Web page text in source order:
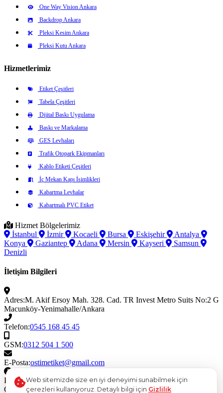
One Way Vision Ankara
Backdrop Ankara
Pleksi Kesim Ankara
Pleksi Kutu Ankara
Hizmetlerimiz
Etiket Çeşitleri
Tabela Çeşitleri
Dijital Baskı Uygulama
Baskı ve Markalama
GES Levhaları
Trafik Otopark Ekipmanları
Kablo Etiketi Çeşitleri
İç Mekan Kapı İsimlikleri
Kabartma Levhalar
Kabartmalı PVC Etiket
Hizmet Bölgelerimiz
İstanbul
İzmir Kocaeli Bursa Eskişehir
Antalya
Konya
Gaziantep Adana Mersin Kayseri
Samsun
Denizli
İletişim Bilgileri
Adres:M. Akif Ersoy Mah. 328. Cad. TR Invest Metro Suits No:2 G
Macunköy-Yenimahalle/Ankara
Telefon:0545 168 45 45
GSM:0312 504 1 500
E-Posta:ostimetiket@gmail.com
Pazartesi - Cuma08:30 - 18:30
Cumartesi08:30 - 17:00
Web sitemizde size en iyi deneyimi sunabilmek için
çerezleri kullanıyoruz. Detaylı bilgi için Gizlilik